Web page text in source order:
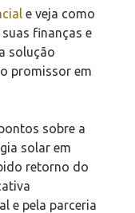
e veja como
finanças e
solução
promissor em
sobre a
solar em
retorno do
e pela parceria